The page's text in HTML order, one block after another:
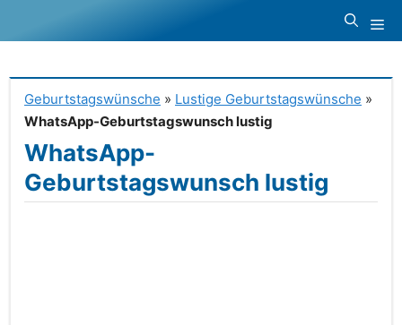
Inhalt
Geburtstagswünsche » Lustige Geburtstagswünsche »
WhatsApp-Geburtstagswunsch lustig
WhatsApp-
Geburtstagswunsch lustig